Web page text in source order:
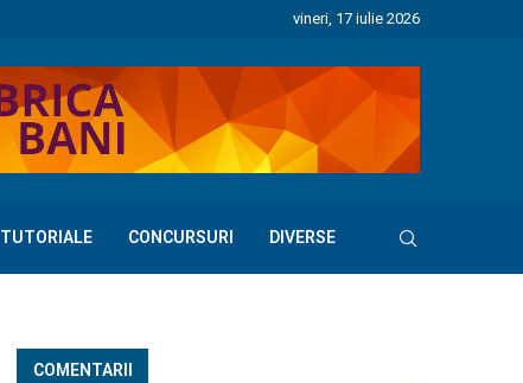
vineri, 17 iulie 2026
TUTORIALE CONCURSURI DIVERSE
COMENTARII